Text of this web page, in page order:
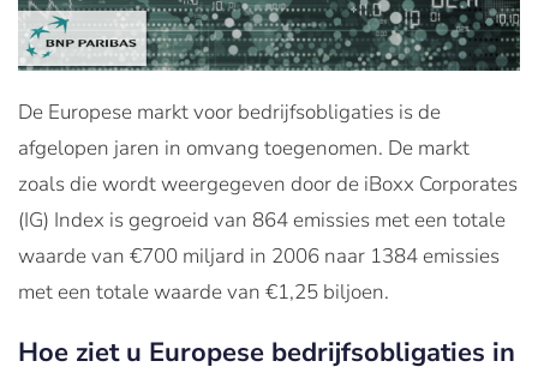
De Europese markt voor bedrijfsobligaties is de
afgelopen jaren in omvang toegenomen. De markt
zoals die wordt weergegeven door de iBoxx Corporates
(IG) Index is gegroeid van 864 emissies met een totale
waarde van €700 miljard in 2006 naar 1384 emissies
met een totale waarde van €1,25 biljoen.
Hoe ziet u Europese bedrijfsobligaties in